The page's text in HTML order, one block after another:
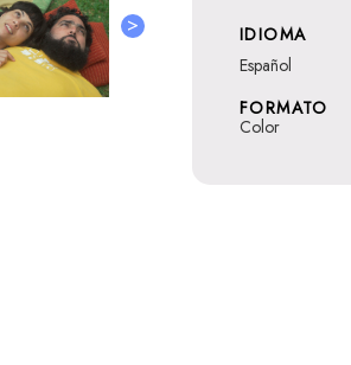
>
IDIOMA
Español
FORMATO
Color